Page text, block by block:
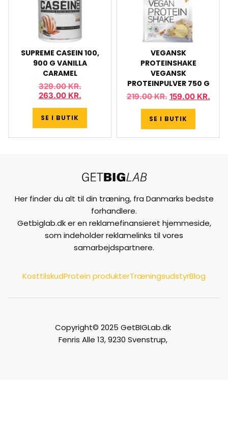
SUPREME CASEIN 100,
900 G VANILLA
CARAMEL
329.00KR.
263.00 KR.
SE I BUTIK
VEGANSK
PROTEINSHAKE
VEGANSK
PROTEINPULVER 750 G
219.00KR. 159.00 KR.
SE I BUTIK
Her finder du alt til din træning, fra Danmarks bedste
forhandlere.
Getbiglab.dk er en reklamefinansieret hjemmeside,
som indeholder reklamelinks til vores
samarbejdspartnere.
KosttilskudProtein produkterTræningsudstyrBlog
Copyright© 2025 GetBIGLab.dk
Fenris Alle 13, 9230 Svenstrup,